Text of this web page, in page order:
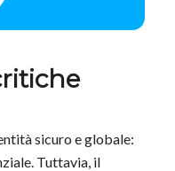
sicuro e globale:
Tuttavia, il